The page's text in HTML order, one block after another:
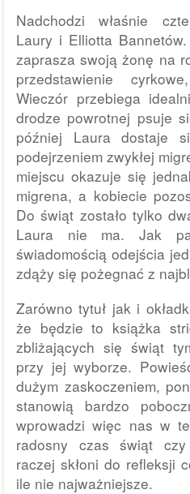
Nadchodzi właśnie
Laury i Elliotta
zaprasza swoją żonę na
przedstawienie
Wieczór przebiega
drodze powrotnej psuje
później Laura dostaje
podejrzeniem zwykłej
miejscu okazuje się
migrena, a kobiecie
Do świąt zostało tylko
Laura nie ma. Jak
świadomością odejścia
zdąży się pożegnać z
Zarówno tytuł jak i
że będzie to książka
zbliżających się świąt
przy jej wyborze.
dużym zaskoczeniem,
stanowią bardzo
wprowadzi więc nas w
radosny czas świąt
raczej skłoni do refleksji
ile nie najważniejsze.